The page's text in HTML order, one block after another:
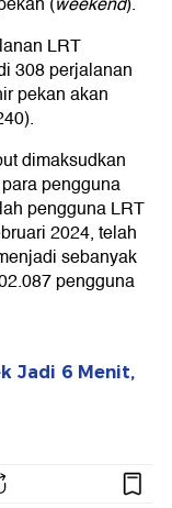
LRT
308 perjalanan
pekan akan
dimaksudkan
pengguna
pengguna LRT
2024, telah
sebanyak
pengguna
Jadi 6 Menit,